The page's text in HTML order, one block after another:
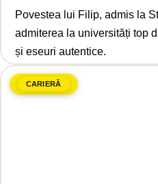
Povestea lui Filip, admis la
admiterea la universități top
și eseuri autentice.
CARIERĂ